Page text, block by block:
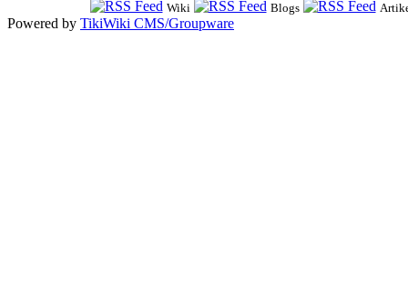
Wiki Blogs
Powered by TikiWiki CMS/Groupware